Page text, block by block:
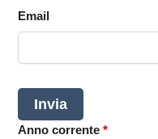
Email
Anno corrente *